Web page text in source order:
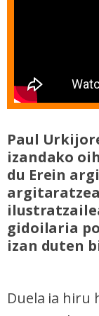
Paul
izandako
du Erein
gidoilaria
izan duten
Duela ia hiru